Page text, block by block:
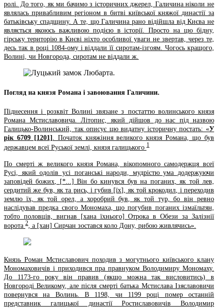
ролі. До того, як ми бачимо з історичних джерел, Галичина ніколи не
являлась привабливим регіоном в битві київської княжої династії за
батьківську спадщину. А те, що Галичина рано відійшла від Києва не
являється якоюсь важливою подією в історії. Просто на цю бідну,
гірську територію в Києві ніхто особливої уваги не звертав, через те,
десь так в році 1084-ому і віддали її сиротам-ізгоям. Чогось кращого,
Волині, чи Новгорода, сиротам не віддали ж.
Погляд на князя Романа і завоювання Галичини.
Піднесення і розквіт Волині звязане з постаттю волинського князя
Романа Мстиславовича. Літопис, який дійшов до нас під назвою
Галицько-Волинський, так описує цю видатну історичну постать: «У
рік 6709 [1201]
. Початок княжіння великого князя Романа, що був
державцем всеї Руської землі, князя галицького 1
По смерті ж великого князя Романа, вікопомного самодержця всеї
Русі, який одолів усі поганські народи, мудрістю ума додержуючи
заповідей божих, [*...] Він бо кинувся був на поганих, як той лев,
сердитий же був, як та рись, і губив [їх], як той крокодил, і переходив
землю їх, як той орел, а хоробрий був, як той тур, бо він ревно
наслідував предка свого Мономаха, що погубив поганих ізмаїльтян,
тобто половців, вигнав [хана їхнього] Отрока в Обези за Залізнії
ворота 2, а [хан] Сирчан зостався коло Дону, рибою живлячись».
Князь Роман Мстиславович походив з могутнього київського клану
Мономаховичів і приходився пра правнуком Володимиру Мономаху.
До 1173-го року він правив (якщо можна так висловитись) в
Новгороді Великому, але після смерті батька Мстислава Ізяславовичи
повернувся на Волинь. В 1198, чи 1199 році помер останній
представник галицької династії Ростиславовичів Володимир